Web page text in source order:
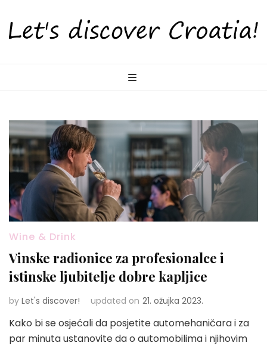
Wine & Drink
Vinske radionice za profesionalce i
istinske ljubitelje dobre kapljice
by Let's discover! updated on 21. ožujka 2023.
Kako bi se osjećali da posjetite automehaničara i za
par minuta ustanovite da o automobilima i njihovim